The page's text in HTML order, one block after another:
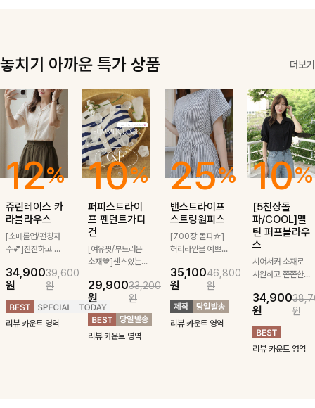
놓치기 아까운 특가 상품 더보기
12%
쥬린레이스 카
라블라우스
[소매롤업/펀칭자
수💕]잔잔하고 고
테일이 사랑스러운
블라우스-페미닌
하면서 여리한 무
드로 즐겨지는
ITEM
34,900
원
39,600
원
리뷰 카운트 영역
10%
퍼피스트라이
프 펜던트가디
건
[여유핏/부드러운
소재💙]센스있는
귀여운 퍼피 펜던
트로 포인트를 선
사하는 니트 가디
건을 소개할게요 :)
29,900
원
33,200
원
리뷰 카운트 영역
25%
밴스트라이프
스트링원피스
[700장 돌파☆]
허리라인을 예쁘게
깔끔한 스트라이프
패턴에 링클프리!
💙플레어지는 롱한
기장감까지 완벽한
데일리 원피스:B
35,100
원
46,800
원
리뷰 카운트 영역
10%
[5천장돌
파/COOL]멜
틴 퍼프블라우
스
시어서커 소재로
시원하고 쫀쫀한
편안하게 입혀질
블라우스- 단정한
카라와 풍성한 퍼
프 소매로 여성스
러움을 더했어요 :)
34,900
원
원
리뷰 카운트 영역